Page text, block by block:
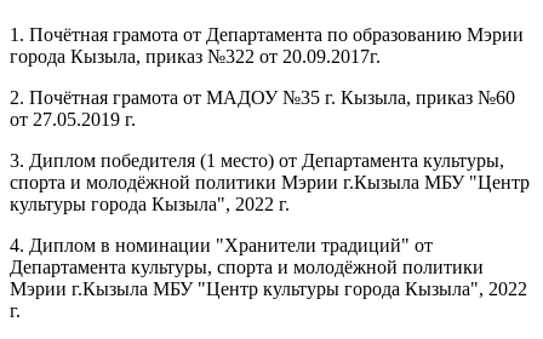
1. Почётная грамота от Департамента по образованию Мэрии
города Кызыла, приказ №322 от 20.09.2017г.
2. Почётная грамота от МАДОУ №35 г. Кызыла, приказ №60
от 27.05.2019 г.
3. Диплом победителя (1 место) от Департамента культуры,
спорта и молодёжной политики Мэрии г.Кызыла МБУ "Центр
культуры города Кызыла", 2022 г.
4. Диплом в номинации "Хранители традиций" от
Департамента культуры, спорта и молодёжной политики
Мэрии г.Кызыла МБУ "Центр культуры города Кызыла", 2022
г.